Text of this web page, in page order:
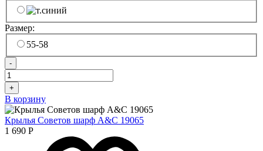
Размер:
55-58
-
+
В корзину
Крылья Советов шарф A&C 19065
1 690 Р